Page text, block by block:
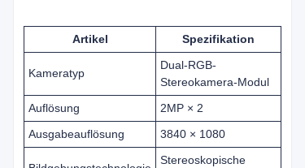
Artikel Spezifikation
Kameratyp
Dual-RGB-
Stereokamera-Modul
Auflösung
2MP × 2
Ausgabeauflösung
3840 × 1080
Stereoskopische